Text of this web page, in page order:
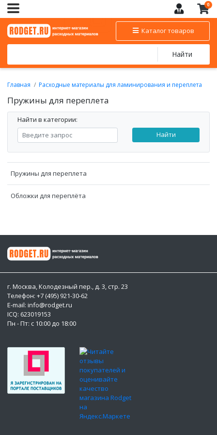
0
Каталог товаров
Найти
Главная
Расходные материалы для ламинирования и переплета
Пружины для переплета
Найти в категории:
Найти
Пружины для переплета
Обложки для переплёта
г. Москва, Колодезный пер., д. 3, стр. 23
Телефон: +7 (495) 921-30-62
E-mail: info@rodget.ru
ICQ: 623019153
Пн - Пт: с 10:00 до 18:00